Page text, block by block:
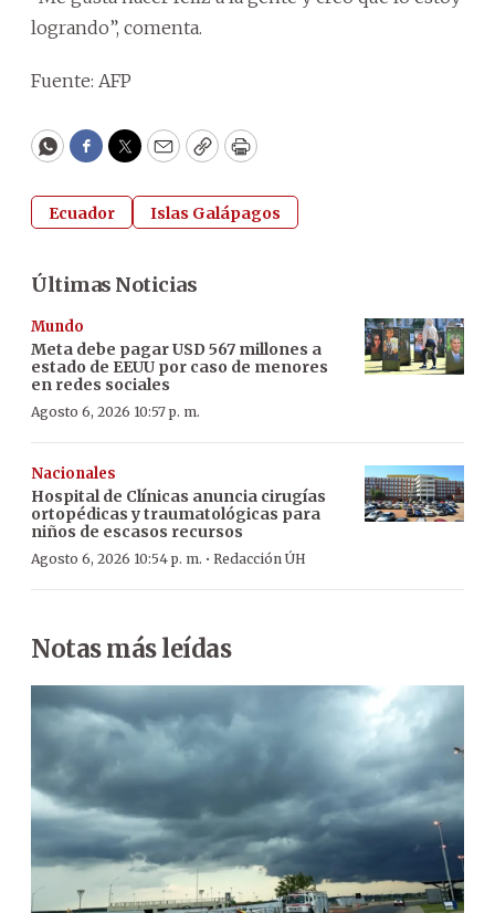
logrando”, comenta.
Fuente: AFP
WhatsApp
Facebook
Twitter
EmailCopyPrint
Ecuador Islas Galápagos
Últimas Noticias
Mundo
Meta debe pagar USD 567 millones a
estado de EEUU por caso de menores
en redes sociales
Agosto 6, 2026 10:57 p. m.
Nacionales
Hospital de Clínicas anuncia cirugías
ortopédicas y traumatológicas para
niños de escasos recursos
Agosto 6, 2026 10:54 p. m. · Redacción ÚH
Notas más leídas